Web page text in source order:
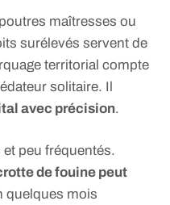
maîtresses ou
surélevés servent de
territorial compte
solitaire. Il
avec précision.
peu fréquentés.
de fouine peut
quelques mois